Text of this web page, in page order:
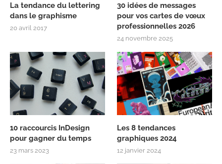
La tendance du lettering
dans le graphisme
20 avril 2017
30 idées de messages
pour vos cartes de vœux
professionnelles 2026
24 novembre 2025
10 raccourcis InDesign
pour gagner du temps
23 mars 2023
Les 8 tendances
graphiques 2024
12 janvier 2024